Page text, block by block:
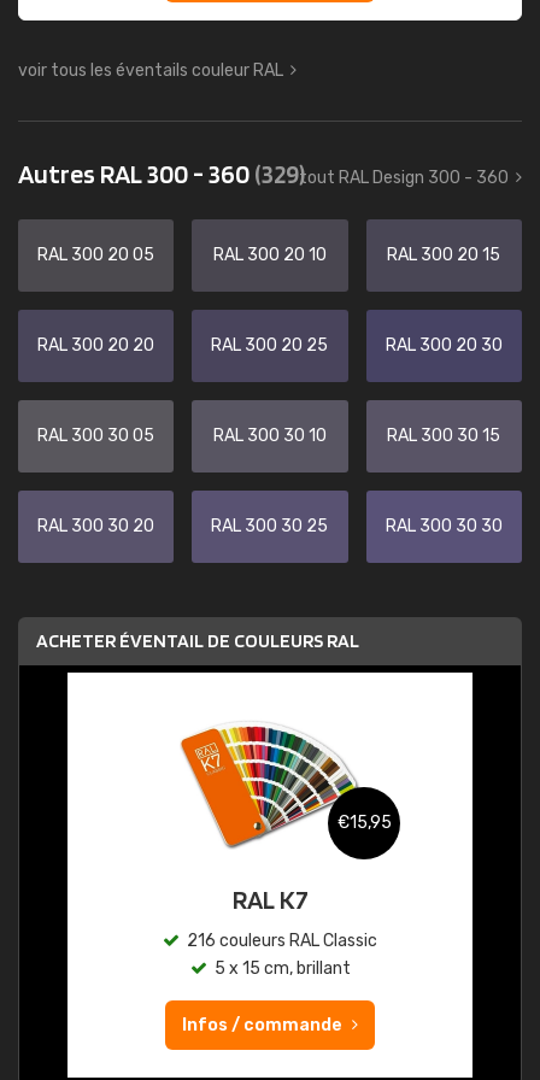
voir tous les éventails couleur RAL
Autres RAL 300 - 360(329)tout RAL Design 300 - 360
RAL 300 20 05 RAL 300 20 10 RAL 300 20 15
RAL 300 20 20 RAL 300 20 25 RAL 300 20 30
RAL 300 30 05 RAL 300 30 10 RAL 300 30 15
RAL 300 30 20 RAL 300 30 25 RAL 300 30 30
ACHETER ÉVENTAIL DE COULEURS RAL
€15,95
RAL K7
216 couleurs RAL Classic
5 x 15 cm, brillant
Infos / commande